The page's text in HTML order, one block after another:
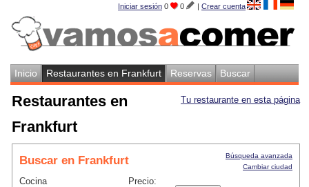
Iniciar sesión 0 0 | Crear cuenta
Inicio Restaurantes en Frankfurt Reservas Buscar
Tu restaurante en esta página
Restaurantes en
Frankfurt
Buscar en Frankfurt
Cocina Precio:
Búsqueda avanzada
Cambiar ciudad